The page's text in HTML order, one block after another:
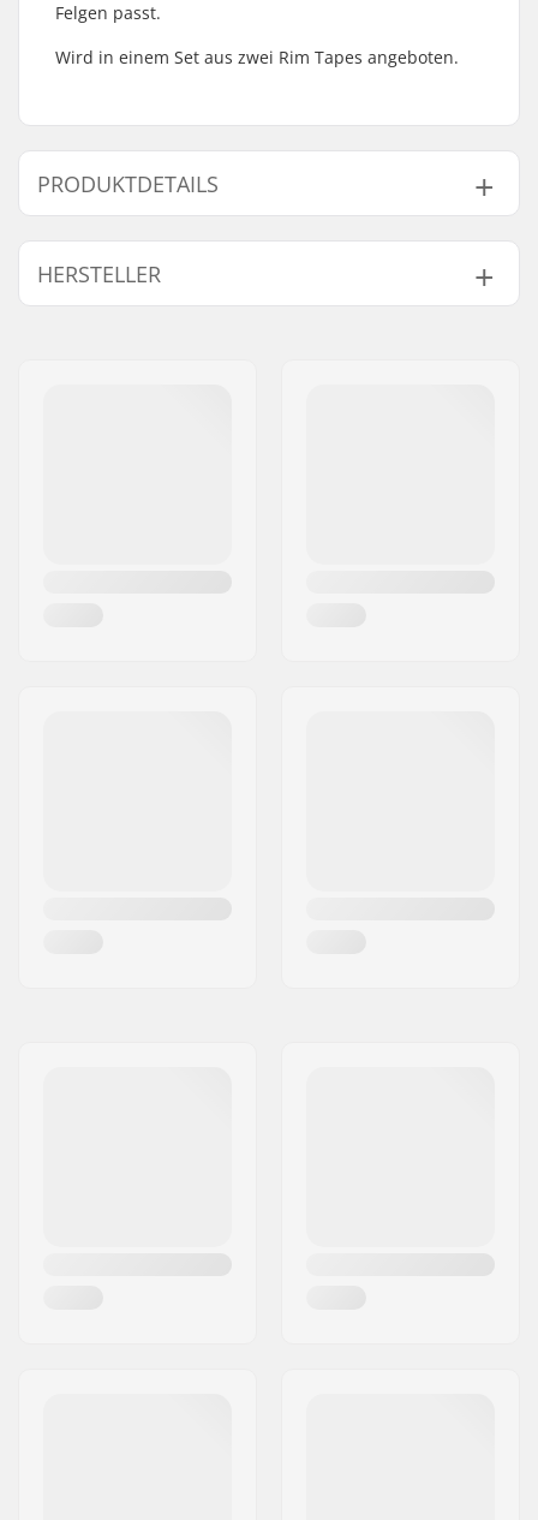
Felgen passt.
Wird in einem Set aus zwei Rim Tapes angeboten.
PRODUKTDETAILS
Reifen-Durchmesser:
20"
Anzahl pro Packung:
Gewicht:
42g
HERSTELLER